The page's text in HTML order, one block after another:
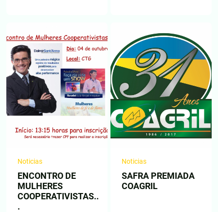
Noticias
ENCONTRO DE
MULHERES
COOPERATIVISTAS..
.
Noticias
SAFRA PREMIADA
COAGRIL